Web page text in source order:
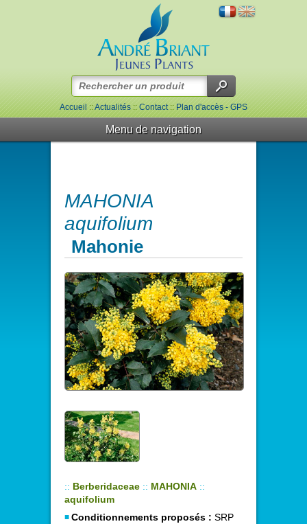
Accueil::Actualités::Contact::Plan d'accès - GPS
Menu de navigation
MAHONIA
aquifolium
Mahonie
:: Berberidaceae :: MAHONIA ::
aquifolium
Conditionnements proposés : SRP